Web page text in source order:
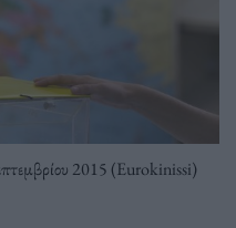
2015 (Eurokinissi)